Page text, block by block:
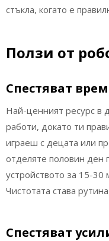
стъкла, когато е
Ползи от
Спестяват
Най-ценният ресурс в
работи, докато ти
играеш с децата или
отделяте половин ден
устройството за 15-30
Чистотата става
Спестяват